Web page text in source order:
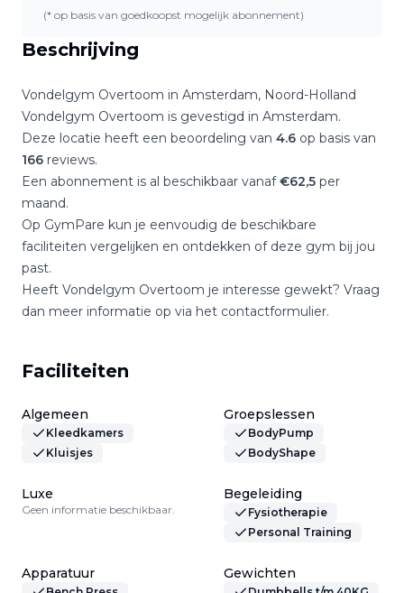
Beschrijving
Vondelgym Overtoom in Amsterdam, Noord-Holland
Vondelgym Overtoom is gevestigd in Amsterdam.
Deze locatie heeft een beoordeling van 4.6 op basis van
166 reviews.
Een abonnement is al beschikbaar vanaf€62,5 per
maand.
Op GymPare kun je eenvoudig de beschikbare
faciliteiten vergelijken en ontdekken of deze gym bij jou
past.
Heeft Vondelgym Overtoom je interesse gewekt? Vraag
dan meer informatie op via het contactformulier.
Faciliteiten
Algemeen
Kleedkamers
Kluisjes
Groepslessen
BodyPump
BodyShape
Luxe
Geen informatie beschikbaar.
Begeleiding
Fysiotherapie
Personal Training
Apparatuur Gewichten
(* op basis van goedkoopst mogelijk abonnement)